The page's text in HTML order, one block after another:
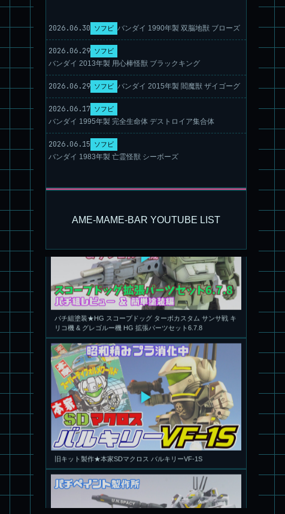
2026.06.30 ソフビ バンダイ 1990年製 双脳地獣 ブローズ
2026.06.29 ソフビ
バンダイ 2013年製 用心棒怪獣 ブラックキング
2026.06.29 ソフビ バンダイ 2015年製 閻魔獣 ザイゴーグ
2026.06.17 ソフビ
バンダイ 1995年製 完全生命体 デストロイア集合体
2026.06.15 ソフビ
バンダイ 1983年製 亡霊怪獣 シーボーズ
AME-MAME-BAR YOUTUBE LIST
ー
旧キット製作★アリイ 1/72 アーマードバルキリー
パチ組塗装★HG スコープドッグ ターボカスタム サンサ戦 キ
リコ機 & グレゴルー機 HG 拡張パーツセット6.7.8
旧キット製作★本家SDマクロス バルキリーVF-1S